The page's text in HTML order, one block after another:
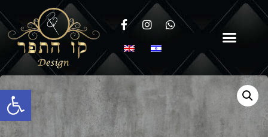
Open toolbar